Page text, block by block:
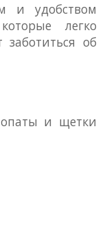
и удобством
легко
об
и щетки